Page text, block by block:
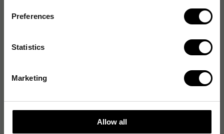
Preferences
Statistics
Marketing
Allow all